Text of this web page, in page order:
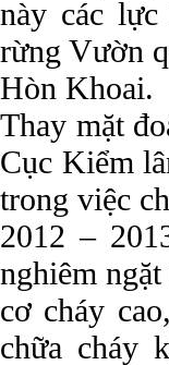
này các
rừng Vườn
Hòn Khoai.
Thay mặt
Cục Kiểm
trong việc
2012 –
nghiêm
cơ cháy
chữa cháy